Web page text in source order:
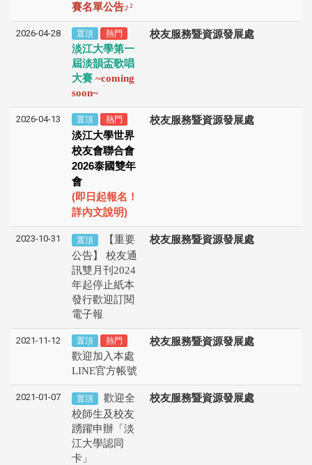
賽名單公告♪²
2026-04-28 置頂 熱門
淡江大學第一
屆淡韻盃歌唱
大賽 ~coming
soon~
校友服務暨資源發展處
2026-04-13 置頂 熱門
淡江大學世界
校友會聯合會
2026泰國雙年
會
(即日起報名！
詳內文說明)
校友服務暨資源發展處
2023-10-31 置頂
【重要
公告】 校友通
訊雙月刊2024
年起停止紙本
發行歡迎訂閱
電子報
校友服務暨資源發展處
2021-11-12 置頂 熱門
歡迎加入本處
LINE官方帳號
校友服務暨資源發展處
2021-01-07 置頂
歡迎全
校師生及校友
踴躍申辦「淡
江大學認同
卡」
校友服務暨資源發展處